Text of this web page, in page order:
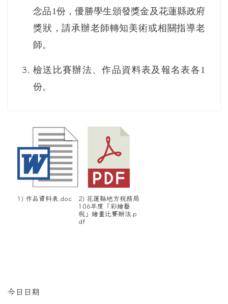
念品1份，優勝學生頒發獎金及花蓮縣政府
獎狀，請承辦老師轉知美術或相關指導老
師。
檢送比賽辦法、作品資料表及報名表各1
份。
1) 作品資料表.doc
2) 花蓮縣地方稅務局
106年度「彩繪藝
稅」繪畫比賽辦法.p
df
左邊區域內容
今日日期